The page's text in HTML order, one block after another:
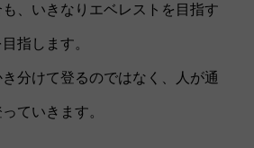
、いきなりエベレストを目指す
指します。
分けて登るのではなく、人が通
ていきます。